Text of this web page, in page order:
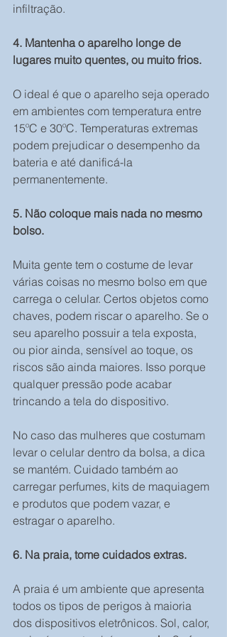
infiltração.
4. Mantenha o aparelho longe de
lugares muito quentes, ou muito frios.
O ideal é que o aparelho seja operado
em ambientes com temperatura entre
15ºC e 30ºC. Temperaturas extremas
podem prejudicar o desempenho da
bateria e até danificá-la
permanentemente.
5. Não coloque mais nada no mesmo
bolso.
Muita gente tem o costume de levar
várias coisas no mesmo bolso em que
carrega o celular. Certos objetos como
chaves, podem riscar o aparelho. Se o
seu aparelho possuir a tela exposta,
ou pior ainda, sensível ao toque, os
riscos são ainda maiores. Isso porque
qualquer pressão pode acabar
trincando a tela do dispositivo.
No caso das mulheres que costumam
levar o celular dentro da bolsa, a dica
se mantém. Cuidado também ao
carregar perfumes, kits de maquiagem
e produtos que podem vazar, e
estragar o aparelho.
6. Na praia, tome cuidados extras.
A praia é um ambiente que apresenta
todos os tipos de perigos à maioria
dos dispositivos eletrônicos. Sol, calor,